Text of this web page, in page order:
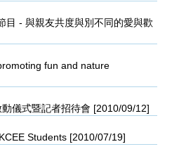
目 - 與親友共度與別不同的愛與歡
fun and nature
動儀式暨記者招待會 [2010/09/12]
Students [2010/07/19]